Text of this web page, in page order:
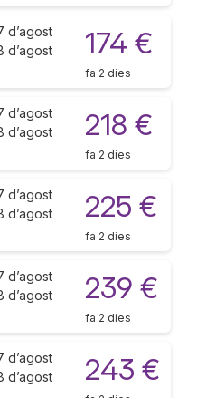
d’agost
d’agost
174 €
fa 2 dies
d’agost
d’agost
218 €
fa 2 dies
d’agost
d’agost
225 €
fa 2 dies
d’agost
d’agost
239 €
fa 2 dies
d’agost
d’agost
243 €